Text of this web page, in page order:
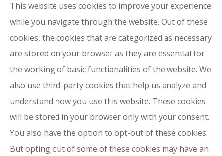
This website uses cookies to improve your experience
while you navigate through the website. Out of these
cookies, the cookies that are categorized as necessary
are stored on your browser as they are essential for
the working of basic functionalities of the website. We
also use third-party cookies that help us analyze and
understand how you use this website. These cookies
will be stored in your browser only with your consent.
You also have the option to opt-out of these cookies.
But opting out of some of these cookies may have an